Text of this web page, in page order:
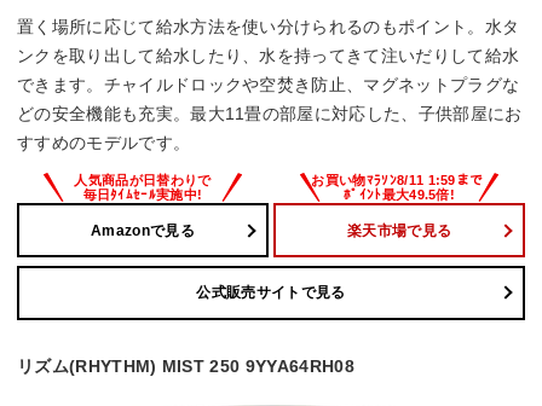
置く場所に応じて給水方法を使い分けられるのもポイント。水タ
ンクを取り出して給水したり、水を持ってきて注いだりして給水
できます。チャイルドロックや空焚き防止、マグネットプラグな
どの安全機能も充実。最大11畳の部屋に対応した、子供部屋にお
すすめのモデルです。
Amazonで見る 楽天市場で見る
公式販売サイトで見る
リズム(RHYTHM) MIST 250 9YYA64RH08